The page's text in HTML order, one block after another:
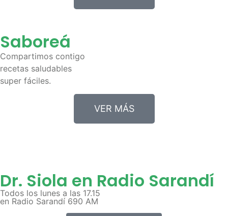
Saboreá
Compartimos contigo
recetas saludables
super fáciles.
VER MÁS
Dr. Siola en Radio Sarandí
Todos los lunes a las 17.15
en Radio Sarandí 690 AM